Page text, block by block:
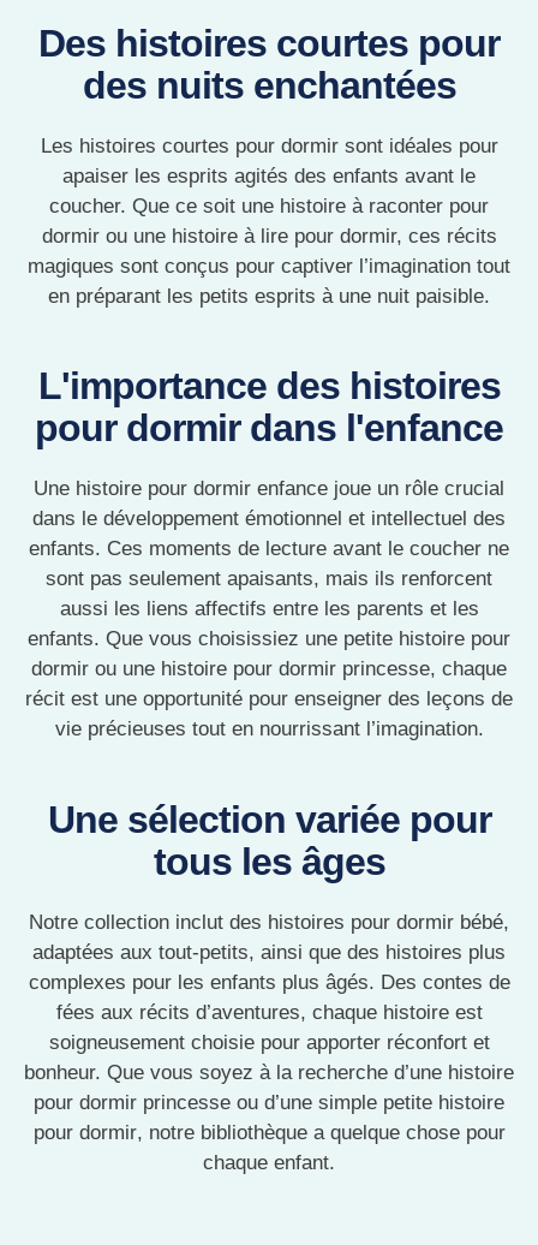
Des histoires courtes pour
des nuits enchantées
Les histoires courtes pour dormir sont idéales pour
apaiser les esprits agités des enfants avant le
coucher. Que ce soit une histoire à raconter pour
dormir ou une histoire à lire pour dormir, ces récits
magiques sont conçus pour captiver l’imagination tout
en préparant les petits esprits à une nuit paisible.
L'importance des histoires
pour dormir dans l'enfance
Une histoire pour dormir enfance joue un rôle crucial
dans le développement émotionnel et intellectuel des
enfants. Ces moments de lecture avant le coucher ne
sont pas seulement apaisants, mais ils renforcent
aussi les liens affectifs entre les parents et les
enfants. Que vous choisissiez une petite histoire pour
dormir ou une histoire pour dormir princesse, chaque
récit est une opportunité pour enseigner des leçons de
vie précieuses tout en nourrissant l’imagination.
Une sélection variée pour
tous les âges
Notre collection inclut des histoires pour dormir bébé,
adaptées aux tout-petits, ainsi que des histoires plus
complexes pour les enfants plus âgés. Des contes de
fées aux récits d’aventures, chaque histoire est
soigneusement choisie pour apporter réconfort et
bonheur. Que vous soyez à la recherche d’une histoire
pour dormir princesse ou d’une simple petite histoire
pour dormir, notre bibliothèque a quelque chose pour
chaque enfant.